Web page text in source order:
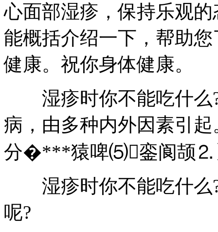
心面部湿疹，保持乐观
能概括介绍一下，帮助
健康。祝你身体健康。
湿疹时你不能吃什么?
病，由多种内外因素引
分�***猿啤⑸銮阆颉
湿疹时你不能吃什么?
呢?